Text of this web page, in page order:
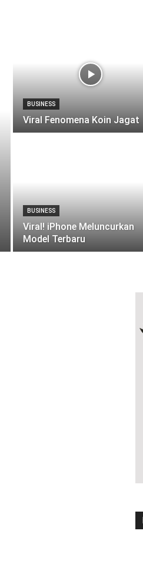
BUSINESS
Viral Fenomena Koin Jagat
BUSINESS
Viral! iPhone Meluncurkan
Model Terbaru